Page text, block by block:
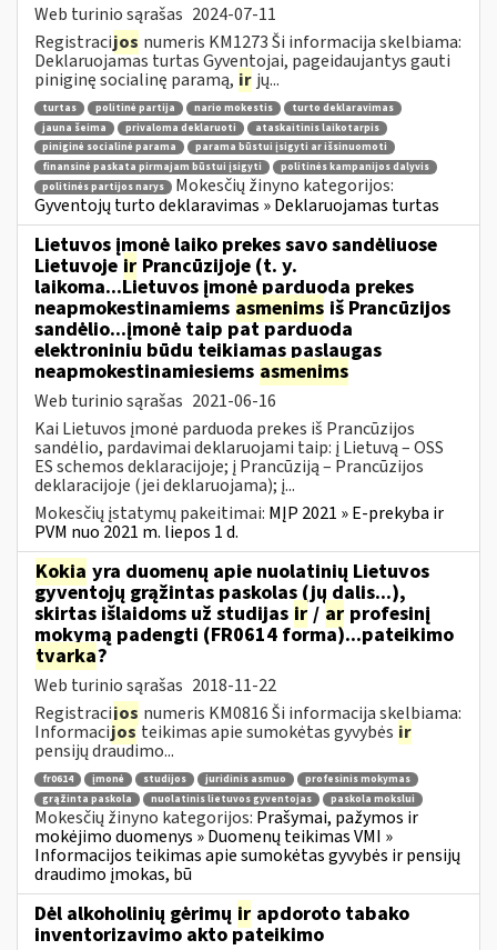
Web turinio sąrašas 2024-07-11
Registracijos numeris KM1273 Ši informacija skelbiama:
Deklaruojamas turtas Gyventojai, pageidaujantys gauti
piniginę socialinę paramą, ir jų...
turtas politinė partija nario mokestis
turto deklaravimas
jauna šeima
privaloma deklaruoti
ataskaitinis laikotarpis
piniginė socialinė parama
parama būstui įsigyti ar išsinuomoti
finansinė paskata pirmajam būstui įsigyti
politinės kampanijos dalyvis
politinės partijos narys
Mokesčių žinyno kategorijos:
Gyventojų turto deklaravimas » Deklaruojamas turtas
Lietuvos įmonė laiko prekes savo sandėliuose
Lietuvoje ir Prancūzijoje (t. y.
laikoma...Lietuvos įmonė parduoda prekes
neapmokestinamiems asmenims iš Prancūzijos
sandėlio...įmonė taip pat parduoda
elektroniniu būdu teikiamas paslaugas
neapmokestinamiesiems asmenims
Web turinio sąrašas 2021-06-16
Kai Lietuvos įmonė parduoda prekes iš Prancūzijos
sandėlio, pardavimai deklaruojami taip: į Lietuvą – OSS
ES schemos deklaracijoje; į Prancūziją – Prancūzijos
deklaracijoje (jei deklaruojama); į...
Mokesčių įstatymų pakeitimai: MĮP 2021 » E-prekyba ir
PVM nuo 2021 m. liepos 1 d.
Kokia yra duomenų apie nuolatinių Lietuvos
gyventojų grąžintas paskolas (jų dalis...),
skirtas išlaidoms už studijas ir / ar profesinį
mokymą padengti (FR0614 forma)...pateikimo
tvarka?
Web turinio sąrašas 2018-11-22
Registracijos numeris KM0816 Ši informacija skelbiama:
Informacijosteikimas apie sumokėtas gyvybės ir
pensijų draudimo...
fr0614 įmonė studijos juridinis asmuo
profesinis mokymas
grąžinta paskola
nuolatinis lietuvos gyventojas paskola mokslui
Mokesčių žinyno kategorijos: Prašymai, pažymos ir
mokėjimo duomenys » Duomenų teikimas VMI »
Informacijos teikimas apie sumokėtas gyvybės ir pensijų
draudimo įmokas, bū
Dėl alkoholinių gėrimų ir apdoroto tabako
inventorizavimo akto pateikimo